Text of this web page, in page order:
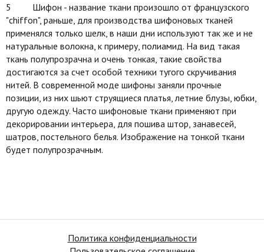
5 Шифон - название ткани произошло от французского
"chiffon", раньше, для производства шифоновых тканей
применялся только шелк, в наши дни используют так же и не
натуральные волокна, к примеру, полиамид. На вид такая
ткань полупрозрачна и очень тонкая, такие свойства
достигаются за счет особой техники тугого скручивания
нитей. В современной моде шифоны заняли прочные
позиции, из них шьют струящиеся платья, летние блузы, юбки,
другую одежду. Часто шифоновые ткани применяют при
декорировании интерьера, для пошива штор, занавесей,
шатров, постельного белья. Изображение на тонкой ткани
будет полупрозрачным.
Политика конфиденциальности